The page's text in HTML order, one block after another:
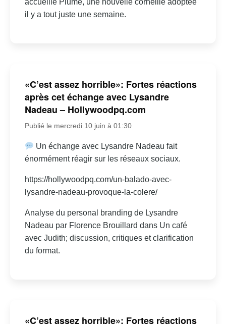
accueille Plume, une nouvelle corneille adoptée
il y a tout juste une semaine.
«C’est assez horrible»: Fortes réactions
après cet échange avec Lysandre
Nadeau – Hollywoodpq.com
Publié le mercredi 10 juin à 01:30
Un échange avec Lysandre Nadeau fait
énormément réagir sur les réseaux sociaux.
https://hollywoodpq.com/un-balado-avec-
lysandre-nadeau-provoque-la-colere/
Analyse du personal branding de Lysandre
Nadeau par Florence Brouillard dans Un café
avec Judith; discussion, critiques et clarification
du format.
«C’est assez horrible»: Fortes réactions